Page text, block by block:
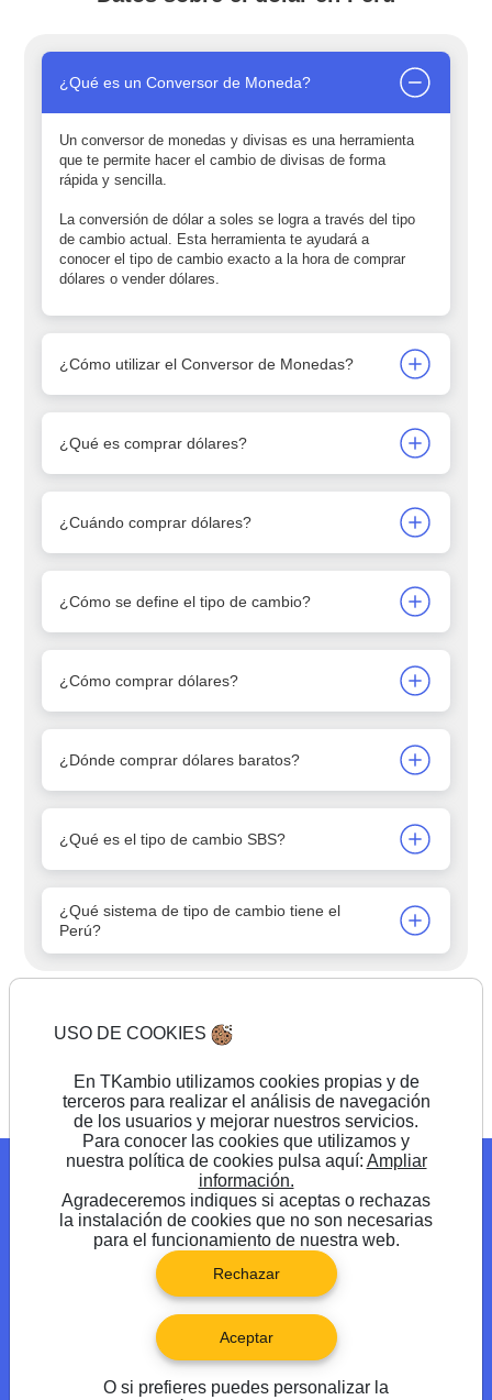
¿Qué es un Conversor de Moneda?
Un conversor de monedas y divisas es una herramienta
que te permite hacer el cambio de divisas de forma
rápida y sencilla.
La conversión de dólar a soles se logra a través del tipo
de cambio actual. Esta herramienta te ayudará a
conocer el tipo de cambio exacto a la hora de comprar
dólares o vender dólares.
¿Cómo utilizar el Conversor de Monedas?
¿Qué es comprar dólares?
¿Cuándo comprar dólares?
¿Cómo se define el tipo de cambio?
¿Cómo comprar dólares?
¿Dónde comprar dólares baratos?
¿Qué es el tipo de cambio SBS?
¿Qué sistema de tipo de cambio tiene el
Perú?
Comienza a cambiar
USO DE COOKIES
En TKambio utilizamos cookies propias y de
terceros para realizar el análisis de navegación
de los usuarios y mejorar nuestros servicios.
Para conocer las cookies que utilizamos y
nuestra política de cookies pulsa aquí: Ampliar
información.
Agradeceremos indiques si aceptas o rechazas
la instalación de cookies que no son necesarias
para el funcionamiento de nuestra web.
Rechazar
Aceptar
O si prefieres puedes personalizar la
Blog Promociones Preguntas frecuentes
Síguenos en
®TKambio